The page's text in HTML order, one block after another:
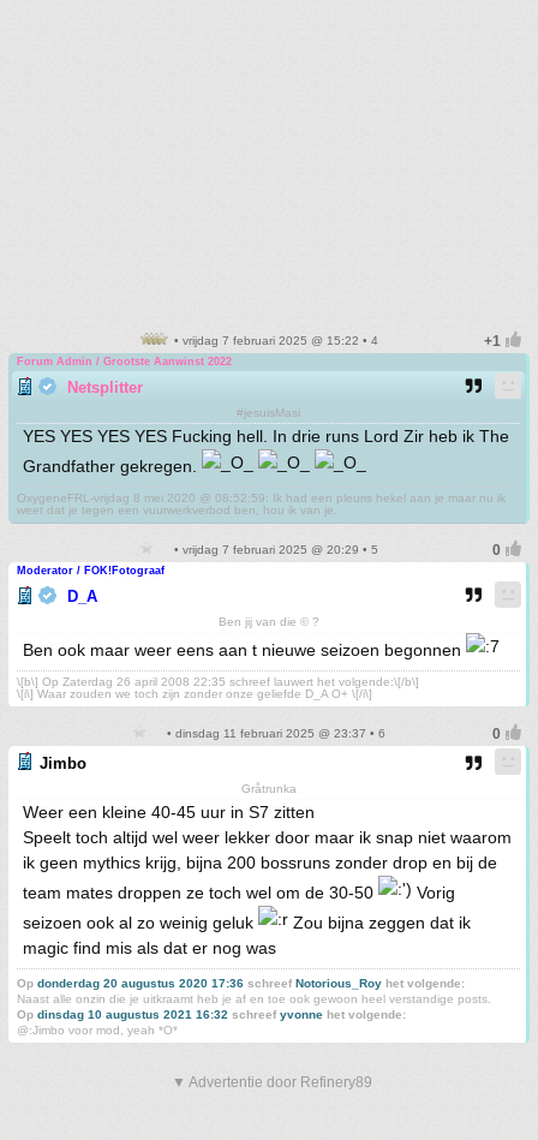
• vrijdag 7 februari 2025 @ 15:22 • 4
Forum Admin / Grootste Aanwinst 2022
Netsplitter
#jesuisMasi
YES YES YES YES Fucking hell. In drie runs Lord Zir heb ik The
Grandfather gekregen.
OxygeneFRL-vrijdag 8 mei 2020 @ 08:52:59: Ik had een pleuris hekel aan je maar nu ik
weet dat je tegen een vuurwerkverbod ben, hou ik van je.
• vrijdag 7 februari 2025 @ 20:29 • 5
Moderator / FOK!Fotograaf
D_A
Ben jij van die © ?
Ben ook maar weer eens aan t nieuwe seizoen begonnen
\[b\] Op Zaterdag 26 april 2008 22:35 schreef lauwert het volgende:\[/b\]
\[i\] Waar zouden we toch zijn zonder onze geliefde D_A O+ \[/i\]
• dinsdag 11 februari 2025 @ 23:37 • 6
Jimbo
Gråtrunka
Weer een kleine 40-45 uur in S7 zitten
Speelt toch altijd wel weer lekker door maar ik snap niet waarom
ik geen mythics krijg, bijna 200 bossruns zonder drop en bij de
team mates droppen ze toch wel om de 30-50
Vorig
seizoen ook al zo weinig geluk
Zou bijna zeggen dat ik
magic find mis als dat er nog was
Op donderdag 20 augustus 2020 17:36 schreefNotorious_Roy het volgende:
Naast alle onzin die je uitkraamt heb je af en toe ook gewoon heel verstandige posts.
Op dinsdag 10 augustus 2021 16:32 schreefyvonne het volgende:
@:Jimbo voor mod, yeah *O*
▼ Advertentie door Refinery89